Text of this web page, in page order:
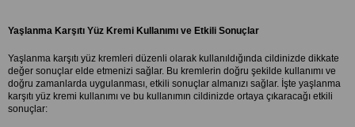
Yaşlanma Karşıtı Yüz Kremi Kullanımı ve Etkili Sonuçlar
Yaşlanma karşıtı yüz kremleri düzenli olarak kullanıldığında cildinizde dikkate
değer sonuçlar elde etmenizi sağlar. Bu kremlerin doğru şekilde kullanımı ve
doğru zamanlarda uygulanması, etkili sonuçlar almanızı sağlar. İşte yaşlanma
karşıtı yüz kremi kullanımı ve bu kullanımın cildinizde ortaya çıkaracağı etkili
sonuçlar: